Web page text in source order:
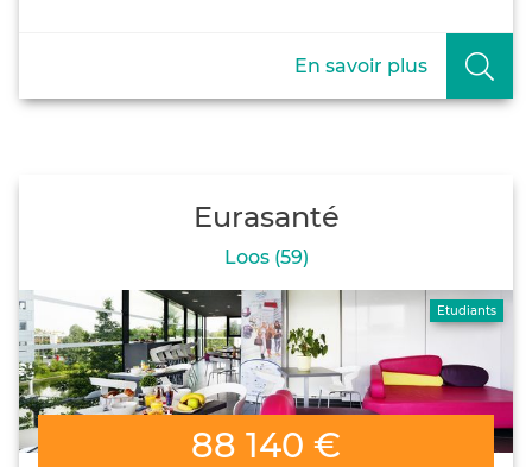
En savoir plus
Eurasanté
Loos (59)
Etudiants
88 140 €